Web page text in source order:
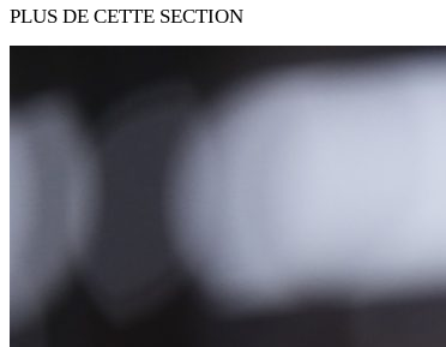
PLUS DE CETTE SECTION